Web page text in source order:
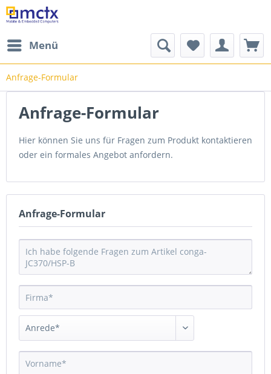
Menü
Anfrage-Formular
Anfrage-Formular
Hier können Sie uns für Fragen zum Produkt kontaktieren
oder ein formales Angebot anfordern.
Anfrage-Formular